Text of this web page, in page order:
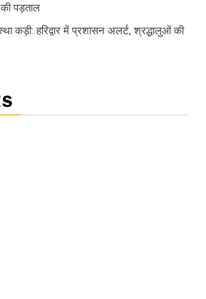
की पड़ताल
कड़ी: हरिद्वार में प्रशासन अलर्ट, श्रद्धालुओं की